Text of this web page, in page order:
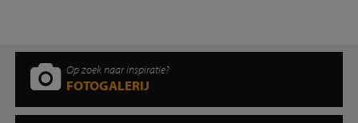
Op zoek naar inspiratie?
FOTOGALERIJ